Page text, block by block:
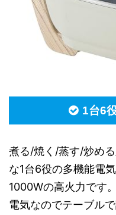
1台6
煮る/焼く/蒸す/炒め
な1台6役の多機能電
1000Wの高火力です。
電気なのでテーブル